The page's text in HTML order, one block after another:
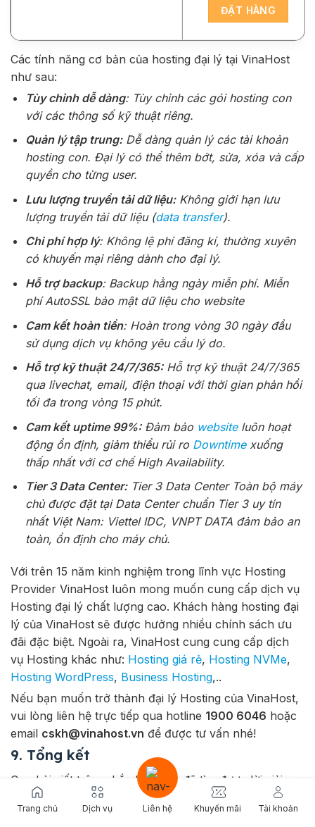
ĐẶT HÀNG
Các tính năng cơ bản của hosting đại lý tại VinaHost
như sau:
Tùy chỉnh dễ dàng: Tùy chỉnh các gói hosting con
với các thông số kỹ thuật riêng.
Quản lý tập trung:Dễ dàng quản lý các tài khoản
hosting con. Đại lý có thể thêm bớt, sửa, xóa và cấp
quyền cho từng user.
Lưu lượng truyền tải dữ liệu:Không giới hạn lưu
lượng truyền tải dữ liệu (data transfer).
Chi phí hợp lý: Không lệ phí đăng kí, thường xuyên
có khuyến mại riêng dành cho đại lý.
Hỗ trợ backup: Backup hằng ngày miễn phí. Miễn
phí AutoSSL bảo mật dữ liệu cho website
Cam kết hoàn tiền: Hoàn trong vòng 30 ngày đầu
sử dụng dịch vụ không yêu cầu lý do.
Hỗ trợ kỹ thuật 24/7/365:Hỗ trợ kỹ thuật 24/7/365
qua livechat, email, điện thoại với thời gian phản hồi
tối đa trong vòng 15 phút.
Cam kết uptime 99%:Đảm bảo websiteluôn hoạt
động ổn định, giảm thiểu rủi ro Downtimexuống
thấp nhất với cơ chế High Availability.
Tier 3 Data Center:Tier 3 Data Center Toàn bộ máy
chủ được đặt tại Data Center chuẩn Tier 3 uy tín
nhất Việt Nam: Viettel IDC, VNPT DATA đảm bảo an
toàn, ổn định cho máy chủ.
Với trên 15 năm kinh nghiệm trong lĩnh vực Hosting
Provider VinaHost luôn mong muốn cung cấp dịch vụ
Hosting đại lý chất lượng cao. Khách hàng hosting đại
lý của VinaHost sẽ được hưởng nhiều chính sách ưu
đãi đặc biệt. Ngoài ra, VinaHost cung cung cấp dịch
vụ Hosting khác như: Hosting giá rẻ, Hosting NVMe,
Hosting WordPress, Business Hosting,..
Nếu bạn muốn trở thành đại lý Hosting của VinaHost,
vui lòng liên hệ trực tiếp qua hotline 1900 6046 hoặc
email cskh@vinahost.vn để được tư vấn nhé!
9. Tổng kết
Qua bài viết trên, chắc hẳn bạn đã tìm được lời giải
cho câu hỏi “
Reseller Hosting là gì
?” và “Làm thế nào
để kiếm tiền với Reseller Hosting”. Ta có thể thấy,
Trang chủ Dịch vụ Liên hệ Khuyến mãi Tài khoản